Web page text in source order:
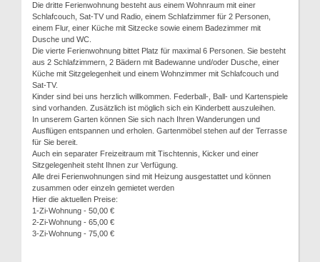
Die dritte Ferienwohnung besteht aus einem Wohnraum mit einer
Schlafcouch, Sat-TV und Radio, einem Schlafzimmer für 2 Personen,
einem Flur, einer Küche mit Sitzecke sowie einem Badezimmer mit
Dusche und WC.
Die vierte Ferienwohnung bittet Platz für maximal 6 Personen. Sie besteht
aus 2 Schlafzimmern, 2 Bädern mit Badewanne und/oder Dusche, einer
Küche mit Sitzgelegenheit und einem Wohnzimmer mit Schlafcouch und
Sat-TV.
Kinder sind bei uns herzlich willkommen. Federball-, Ball- und Kartenspiele
sind vorhanden. Zusätzlich ist möglich sich ein Kinderbett auszuleihen.
In unserem Garten können Sie sich nach Ihren Wanderungen und
Ausflügen entspannen und erholen. Gartenmöbel stehen auf der Terrasse
für Sie bereit.
Auch ein separater Freizeitraum mit Tischtennis, Kicker und einer
Sitzgelegenheit steht Ihnen zur Verfügung.
Alle drei Ferienwohnungen sind mit Heizung ausgestattet und können
zusammen oder einzeln gemietet werden
Hier die aktuellen Preise:
1-Zi-Wohnung - 50,00 €
2-Zi-Wohnung - 65,00 €
3-Zi-Wohnung - 75,00 €